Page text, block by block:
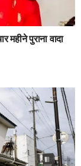
महीने पुराना वादा